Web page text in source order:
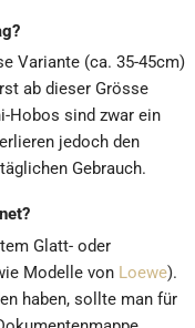
Variante (ca. 35-45cm)
ab dieser Grösse
Hobos sind zwar ein
jedoch den
Gebrauch.
Glatt- oder
Modelle von Loewe).
haben, sollte man für